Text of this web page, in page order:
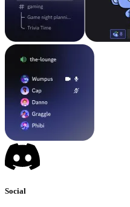
Social